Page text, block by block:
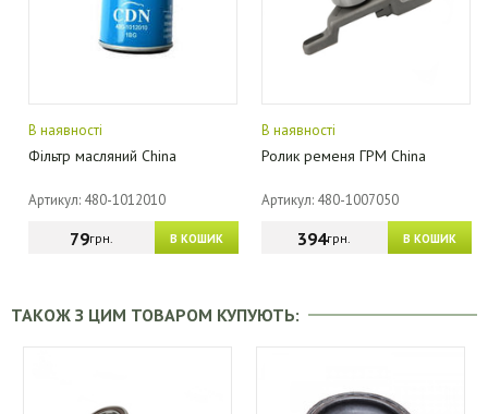
В наявності
Фільтр масляний China
Артикул: 480-1012010
В КОШИК
79грн.
В наявності
Ролик ременя ГРМ China
Артикул: 480-1007050
В КОШИК
394грн.
ТАКОЖ З ЦИМ ТОВАРОМ КУПУЮТЬ: